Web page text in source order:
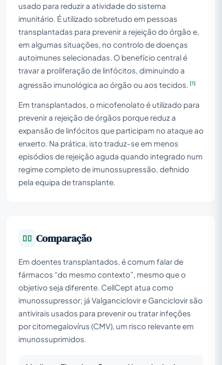
usado para reduzir a atividade do sistema
imunitário. É utilizado sobretudo em pessoas
transplantadas para prevenir a rejeição do órgão e,
em algumas situações, no controlo de doenças
autoimunes selecionadas. O benefício central é
travar a proliferação de linfócitos, diminuindo a
agressão imunológica ao órgão ou aos tecidos.
[1]
Em transplantados, o micofenolato é utilizado para
prevenir a rejeição de órgãos porque reduz a
expansão de linfócitos que participam no ataque ao
enxerto. Na prática, isto traduz-se em menos
episódios de rejeição aguda quando integrado num
regime completo de imunossupressão, definido
pela equipa de transplante.
Comparação
Em doentes transplantados, é comum falar de
fármacos “do mesmo contexto”, mesmo que o
objetivo seja diferente. CellCept atua como
imunossupressor; já Valganciclovir e Ganciclovir são
antivirais usados para prevenir ou tratar infeções
por citomegalovírus (CMV), um risco relevante em
imunossuprimidos.